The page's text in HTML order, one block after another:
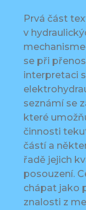
Prvá část
v
se při
interpretaci
seznámí se
které
činnosti
částí a
řadě jejich
posouzení.
chápat jako
znalosti z